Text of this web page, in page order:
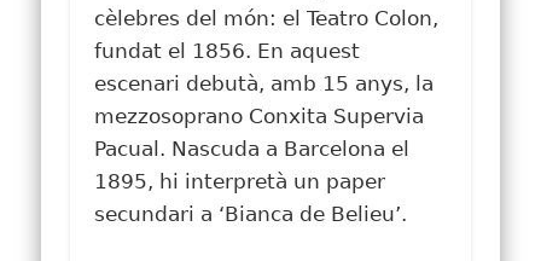
cèlebres del món: el Teatro Colon,
fundat el 1856. En aquest
escenari debutà, amb 15 anys, la
mezzosoprano Conxita Supervia
Pacual. Nascuda a Barcelona el
1895, hi interpretà un paper
secundari a ‘Bianca de Belieu’.